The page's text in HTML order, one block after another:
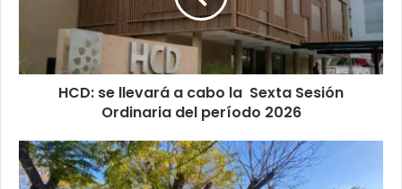
HCD: se llevará a cabo la Sexta Sesión
Ordinaria del período 2026